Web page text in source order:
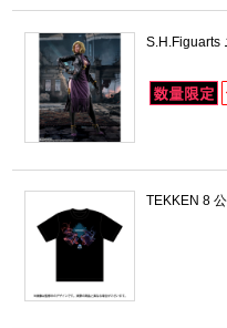
S.H.Figuarts
TEKKEN 8